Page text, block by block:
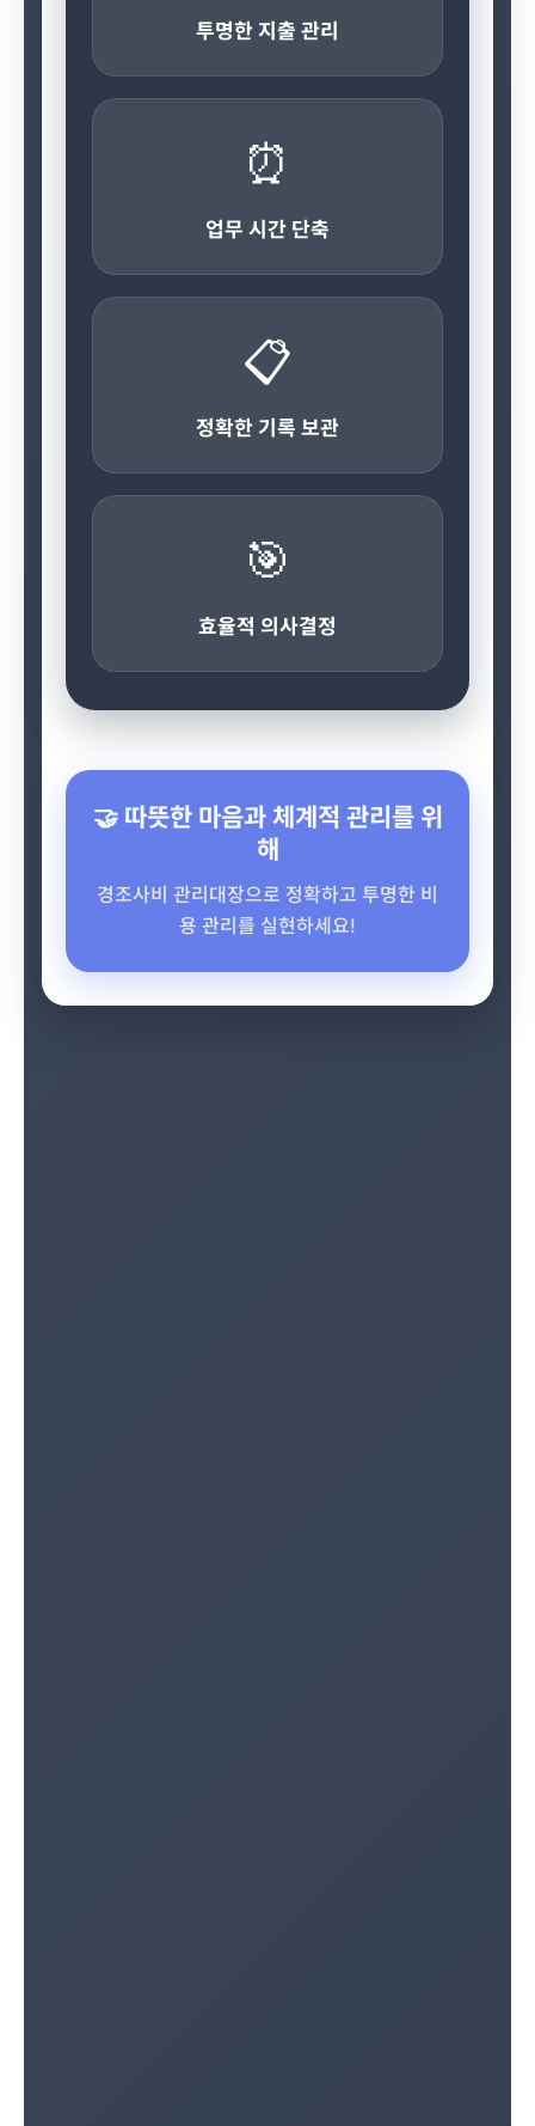
투명한 지출 관리
⏰
업무 시간 단축
📋
정확한 기록 보관
🎯
효율적 의사결정
🤝 따뜻한 마음과 체계적 관리를 위
해
경조사비 관리대장으로 정확하고 투명한 비
용 관리를 실현하세요!